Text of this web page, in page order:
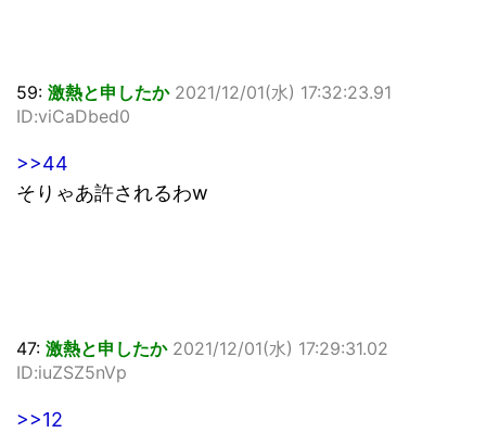
59: 激熱と申したか 2021/12/01(水) 17:32:23.91
ID:viCaDbed0
>>44
そりゃあ許されるわw
47: 激熱と申したか 2021/12/01(水) 17:29:31.02
ID:iuZSZ5nVp
>>12